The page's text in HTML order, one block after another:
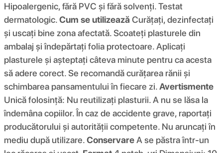
Hipoalergenic, fără PVC și fără solvenți. Testat
dermatologic.Cum se utilizează Curățați, dezinfectați
și uscați bine zona afectată. Scoateți plasturele din
ambalaj și îndepărtați folia protectoare. Aplicați
plasturele și așteptați câteva minute pentru ca acesta
să adere corect. Se recomandă curățarea rănii și
schimbarea pansamentului în fiecare zi.Avertismente
Unică folosință: Nu reutilizați plasturii. A nu se lăsa la
îndemâna copiilor. În caz de accidente grave, raportați
producătorului și autorității competente. Nu aruncați în
mediu după utilizare.ConservareA se păstra într-un